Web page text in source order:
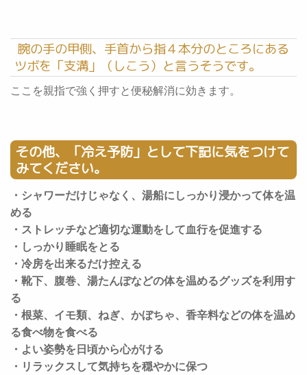
腕の手の甲側、手首から指４本分のところにある
ツボを「支溝」（しこう）と言うそうです。
ここを親指で強く押すと便秘解消に効きます。
その他、「冷え予防」として下記に気をつけて
みてください。
・シャワーだけじゃなく、湯船にしっかり浸かって体を温
める
・ストレッチなど適切な運動をして血行を促進する
・しっかり睡眠をとる
・冷房を出来るだけ控える
・靴下、腹巻、湯たんぽなどの体を温めるグッズを利用す
る
・根菜、イモ類、ねぎ、かぼちゃ、香辛料などの体を温め
る食べ物を食べる
・よい姿勢を日頃から心がける
・リラックスして気持ちを穏やかに保つ